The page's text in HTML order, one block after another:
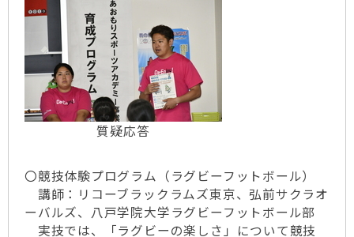
質疑応答
〇競技体験プログラム（ラグビーフットボール）
講師：リコーブラックラムズ東京、弘前サクラオ
ーバルズ、八戸学院大学ラグビーフットボール部
実技では、「ラグビーの楽しさ」について競技